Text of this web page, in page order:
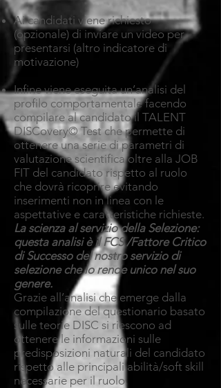
Ai candidati viene richiesto
(opzionale) di inviare un video per
presentarsi (altro indicatore di
motivazione)
Infine viene eseguita un’analisi del
profilo comportamentale facendo
compilare al candidato il TALENT
DISCovery© Test che permette di
ottenere una serie di parametri di
valutazione scientifica oltre alla JOB
FIT del candidato rispetto al ruolo
che dovrà ricoprire evitando
inserimenti non in linea con le
aspettative e caratteristiche richieste.
La scienza al servizio della Selezione:
questa analisi è il FCS /Fattore Critico
di Successo del nostro servizio di
selezione che lo rende unico nel suo
genere.
Grazie all’analisi che emerge dalla
compilazione del questionario basato
sulle teorie DISC si riescono ad
ottenere le informazioni sulle
predisposizioni naturali del candidato
rispetto alle principali abilità/soft skill
necessarie per il ruolo.